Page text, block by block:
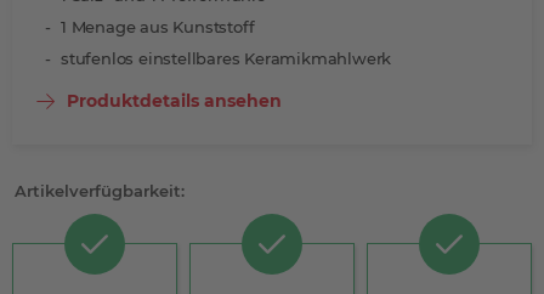
1 Menage aus Kunststoff
stufenlos einstellbares Keramikmahlwerk
Produktdetails ansehen
Artikelverfügbarkeit: